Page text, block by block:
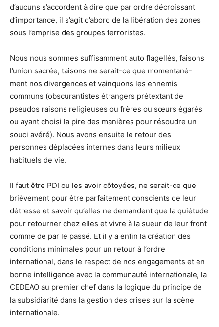
d’aucuns s’accordent à dire que par ordre décroissant
d’importance, il s’agit d’abord de la libération des zones
sous l’emprise des groupes terroristes.
Nous nous sommes suffisamment auto flagellés, faisons
l’union sacrée, taisons ne serait-ce que momentané-
ment nos divergences et vainquons les ennemis
communs (obscurantistes étrangers prétextant de
pseudos raisons religieuses ou frères ou sœurs égarés
ou ayant choisi la pire des manières pour résoudre un
souci avéré). Nous avons ensuite le retour des
personnes déplacées internes dans leurs milieux
habituels de vie.
Il faut être PDI ou les avoir côtoyées, ne serait-ce que
brièvement pour être parfaitement conscients de leur
détresse et savoir qu’elles ne demandent que la quiétude
pour retourner chez elles et vivre à la sueur de leur front
comme de par le passé. Et il y a enfin la création des
conditions minimales pour un retour à l’ordre
international, dans le respect de nos engagements et en
bonne intelligence avec la communauté internationale, la
CEDEAO au premier chef dans la logique du principe de
la subsidiarité dans la gestion des crises sur la scène
internationale.